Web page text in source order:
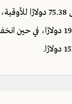
الفورية بنسبة 0.1% إلى
بنسبة 0.2% إلى 1991.85 دولارًا،